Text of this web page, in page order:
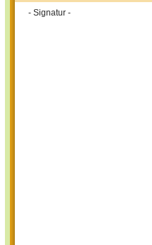
- Signatur -